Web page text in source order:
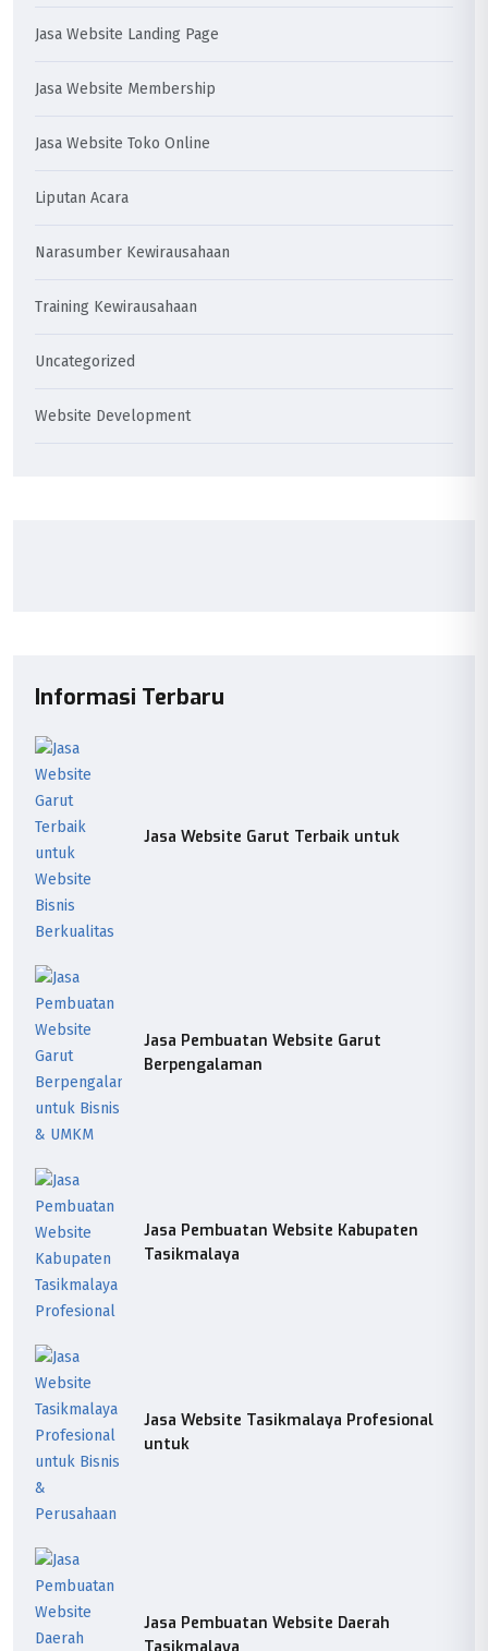
Jasa Website Landing Page
Jasa Website Membership
Jasa Website Toko Online
Liputan Acara
Narasumber Kewirausahaan
Training Kewirausahaan
Uncategorized
Website Development
Informasi Terbaru
Jasa Website Garut Terbaik untuk
Jasa Pembuatan Website Garut
Berpengalaman
Jasa Pembuatan Website Kabupaten
Tasikmalaya
Jasa Website Tasikmalaya Profesional
untuk
Jasa Pembuatan Website Daerah